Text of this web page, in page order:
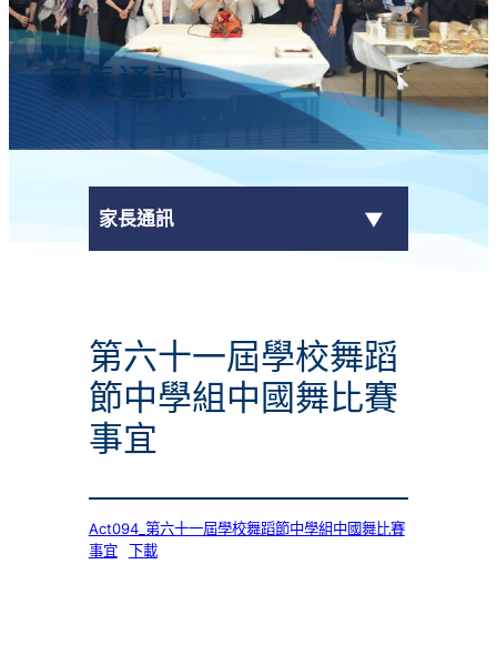
家長通訊
家長通訊
學校通告
第六十一屆學校舞蹈
節中學組中國舞比賽
事宜
Act094_第六十一屆學校舞蹈節中學組中國舞比賽
事宜
下載